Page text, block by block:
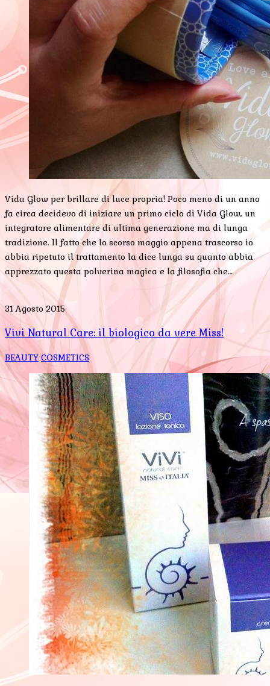
Vida Glow per brillare di luce propria! Poco meno di un anno
fa circa decidevo di iniziare un primo ciclo di Vida Glow, un
integratore alimentare di ultima generazione ma di lunga
tradizione. Il fatto che lo scorso maggio appena trascorso io
abbia ripetuto il trattamento la dice lunga su quanto abbia
apprezzato questa polverina magica e la filosofia che…
31 Agosto 2015
Vivi Natural Care: il biologico da vere Miss!
BEAUTY COSMETICS